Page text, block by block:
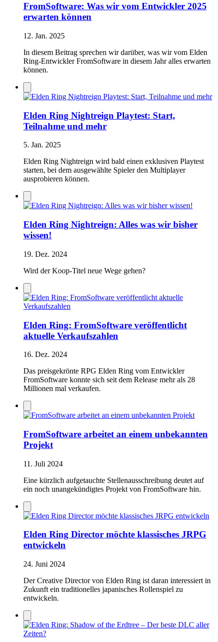
FromSoftware: Was wir vom Entwickler 2025
erwarten können
12. Jan. 2025
In diesem Beitrag sprechen wir darüber, was wir vom Elden
Ring-Entwickler FromSoftware in diesem Jahr alles erwarten
können.
Elden Ring Nightreign Playtest: Start,
Teilnahme und mehr
5. Jan. 2025
Elden Ring Nightreign wird bald einen exklusiven Playtest
starten, bei dem ausgewählte Spieler den Multiplayer
ausprobieren können.
Elden Ring Nightreign: Alles was wir bisher
wissen!
19. Dez. 2024
Wird der Koop-Titel neue Wege gehen?
Elden Ring: FromSoftware veröffentlicht
aktuelle Verkaufszahlen
16. Dez. 2024
Das preisgekrönte RPG Elden Ring vom Entwickler
FromSoftware konnte sich seit dem Release mehr als 28
Millionen mal verkaufen.
FromSoftware arbeitet an einem unbekannten
Projekt
11. Juli 2024
Eine kürzlich aufgetauchte Stellenausschreibung deutet auf
ein noch unangekündigtes Projekt von FromSoftware hin.
Elden Ring Director möchte klassisches JRPG
entwickeln
24. Juni 2024
Der Creative Director von Elden Ring ist daran interessiert in
Zukunft ein traditionelles japanisches Rollenspiel zu
entwickeln.